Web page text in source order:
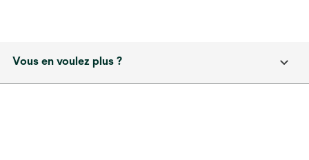
Vous en voulez plus ?